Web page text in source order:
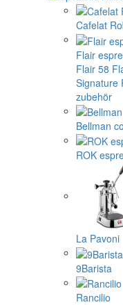
Cafelat
Flair
Flair 58
Signature
zubehör
Bellman
ROK
La Pavoni
9Barista
Rancilio